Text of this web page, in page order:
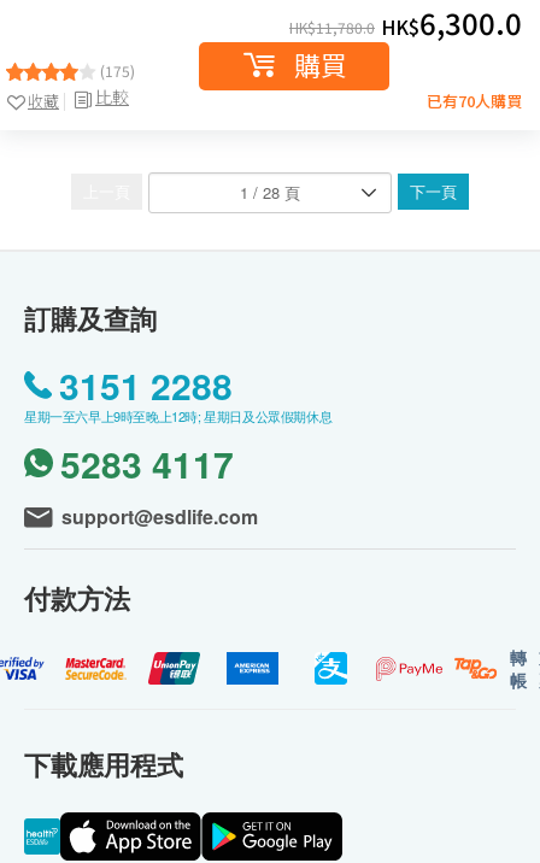
(175)
比較
收藏
HK$11,780.0 HK$6,300.0
購買
已有70人購買
下一頁
訂購及查詢
3151 2288
星期一至六早上9時至晚上12時; 星期日及公眾假期休息
5283 4117
support@esdlife.com
付款方法
轉
帳
下載應用程式